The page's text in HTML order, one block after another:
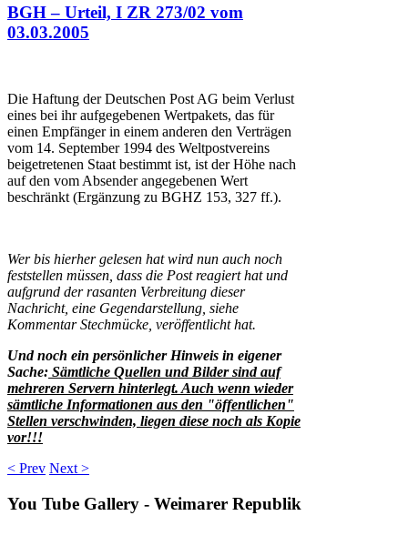
BGH – Urteil, I ZR 273/02 vom
03.03.2005
Die Haftung der Deutschen Post AG beim Verlust
eines bei ihr aufgegebenen Wertpakets, das für
einen Empfänger in einem anderen den Verträgen
vom 14. September 1994 des Weltpostvereins
beigetretenen Staat bestimmt ist, ist der Höhe nach
auf den vom Absender angegebenen Wert
beschränkt (Ergänzung zu BGHZ 153, 327 ff.).
Wer bis hierher gelesen hat wird nun auch noch
feststellen müssen, dass die Post reagiert hat und
aufgrund der rasanten Verbreitung dieser
Nachricht, eine Gegendarstellung, siehe
Kommentar Stechmücke, veröffentlicht hat.
Und noch ein persönlicher Hinweis in eigener
Sache: Sämtliche Quellen und Bilder sind auf
mehreren Servern hinterlegt. Auch wenn wieder
sämtliche Informationen aus den "öffentlichen"
Stellen verschwinden, liegen diese noch als Kopie
vor!!!
< Prev Next >
You Tube Gallery - Weimarer Republik